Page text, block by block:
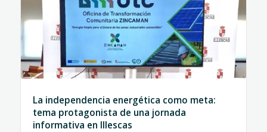
La independencia energética como meta:
tema protagonista de una jornada
informativa en Illescas